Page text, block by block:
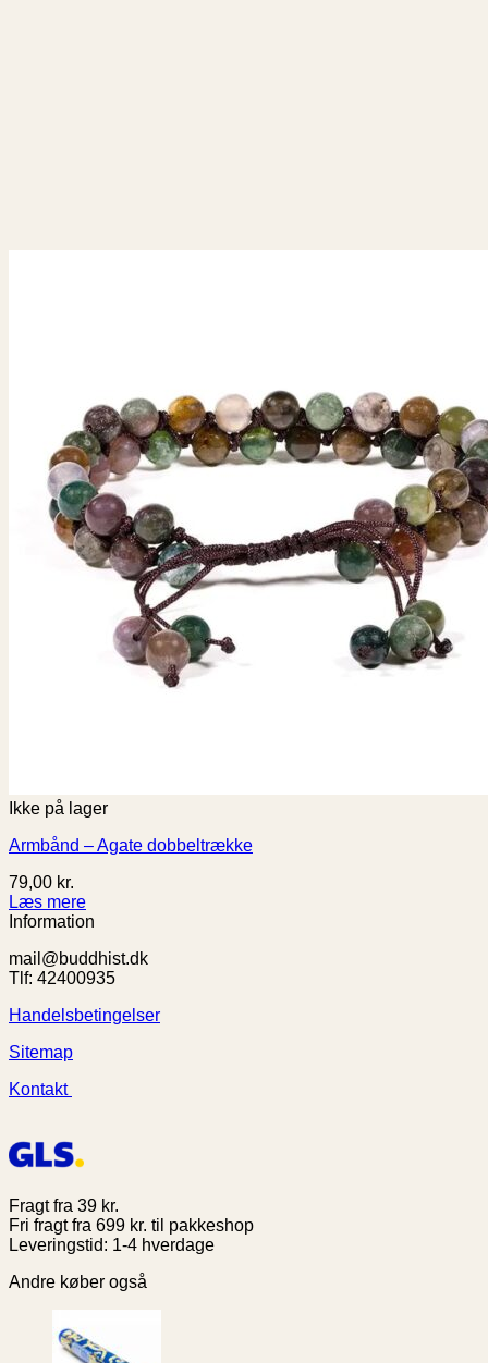
Ikke på lager
Armbånd – Agate dobbeltrække
79,00 kr.
Læs mere
Information
mail@buddhist.dk
Tlf: 42400935
Handelsbetingelser
Sitemap
Kontakt
Fragt fra 39 kr.
Fri fragt fra 699 kr. til pakkeshop
Leveringstid: 1-4 hverdage
Andre køber også